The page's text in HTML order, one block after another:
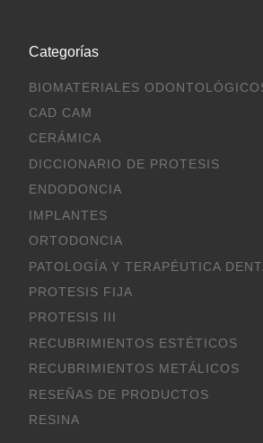
Categorías
BIOMATERIALES
CAD CAM
CERÁMICA
DICCIONARIO DE PROTESIS
ENDODONCIA
IMPLANTES
ORTODONCIA
PATOLOGÍA Y TERAPÉUTICA
PROTESIS FIJA
PROTESIS III
RECUBRIMIENTOS ESTÉTICOS
RECUBRIMIENTOS METÁLICOS
RESEÑAS DE PRODUCTOS
RESINA